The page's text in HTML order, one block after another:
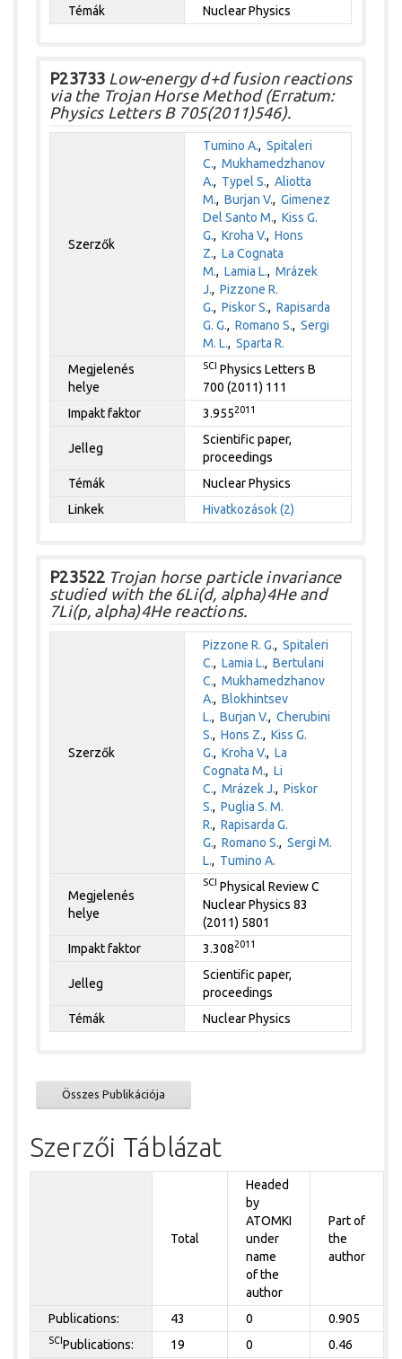
Témák Nuclear Physics
P23733 Low-energy d+d fusion reactions
via the Trojan Horse Method (Erratum:
Physics Letters B 705(2011)546).
Szerzők
Tumino A.,Spitaleri
C.,Mukhamedzhanov
A., Typel S.,Aliotta
M.,Burjan V.,Gimenez
Del Santo M.,Kiss G.
G.,Kroha V.,Hons
Z.,La Cognata
M.,Lamia L.,Mrázek
J.,Pizzone R.
G.,Piskor S.,Rapisarda
G. G.,Romano S.,Sergi
M. L.,Sparta R.
Megjelenés
helye
SCI Physics Letters B
700 (2011) 111
Impakt faktor
3.9552011
Jelleg
Scientific paper,
proceedings
Témák
Nuclear Physics
Linkek
Hivatkozások (2)
P23522 Trojan horse particle invariance
studied with the 6Li(d, alpha)4He and
7Li(p, alpha)4He reactions.
Szerzők
Pizzone R. G.,Spitaleri
C.,Lamia L.,Bertulani
C.,Mukhamedzhanov
A.,Blokhintsev
L.,Burjan V.,Cherubini
S.,Hons Z.,Kiss G.
G.,Kroha V.,La
Cognata M.,Li
C.,Mrázek J.,Piskor
S.,Puglia S. M.
R.,Rapisarda G.
G.,Romano S.,Sergi M.
L., Tumino A.
Megjelenés
helye
SCI Physical Review C
Nuclear Physics 83
(2011) 5801
Impakt faktor
3.3082011
Jelleg
Scientific paper,
proceedings
Témák
Nuclear Physics
Összes Publikációja
Szerzői Táblázat
Total
Headed
by
ATOMKI
under
name
of the
author
Part of
the
author
Publications: 43 0 0.905
SCI Publications: 19 0 0.46